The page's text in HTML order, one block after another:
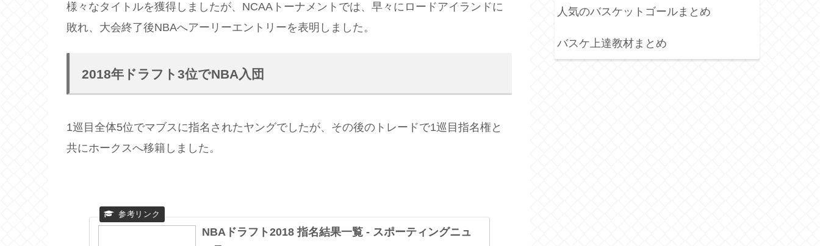
様々なタイトルを獲得しましたが、NCAAトーナメントでは、早々にロードアイランドに
敗れ、大会終了後NBAへアーリーエントリーを表明しました。
2018年ドラフト3位でNBA入団
1巡目全体5位でマブスに指名されたヤングでしたが、その後のトレードで1巡目指名権と
共にホークスへ移籍しました。
NBAドラフト2018 指名結果一覧 - スポーティングニュ
人気のバスケットゴールまとめ
バスケ上達教材まとめ